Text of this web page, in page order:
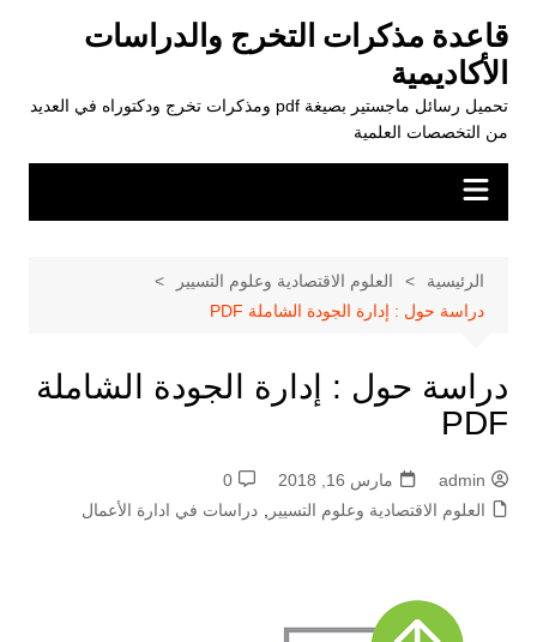
المحتوى
قاعدة مذكرات التخرج والدراسات
الأكاديمية
تحميل رسائل ماجستير بصيغة pdf ومذكرات تخرج ودكتوراه في العديد
من التخصصات العلمية
الرئيسية
العلوم الاقتصادية وعلوم التسيير
دراسة حول : إدارة الجودة الشاملة PDF
دراسة حول : إدارة الجودة الشاملة
PDF
admin مارس 16, 2018
0
العلوم الاقتصادية وعلوم التسيير
دراسات في ادارة الأعمال